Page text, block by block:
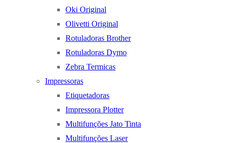
Oki Original
Olivetti Original
Rotuladoras Brother
Rotuladoras Dymo
Zebra Termicas
Impressoras
Etiquetadoras
Impressora Plotter
Multifunções Jato Tinta
Multifunções Laser